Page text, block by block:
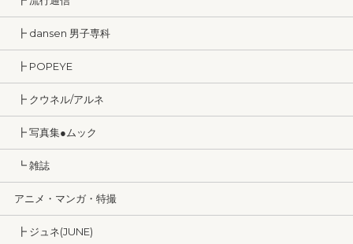
┣ dansen 男子専科
┣ POPEYE
┣ クウネル/アルネ
┣ 写真集●ムック
┗ 雑誌
アニメ・マンガ・特撮
┣ ジュネ(JUNE)